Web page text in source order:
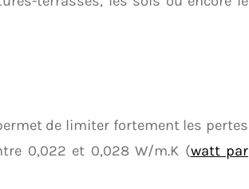
de limiter fortement les pertes
0,022 et 0,028 W/m.K (watt par